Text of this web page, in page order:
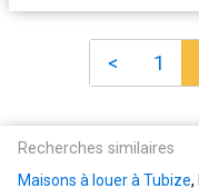
< 1
Recherches similaires
Maisons à louer à Tubize,